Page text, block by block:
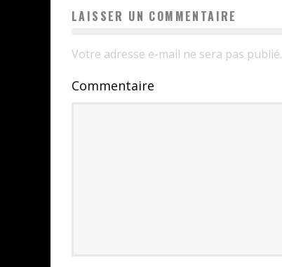
LAISSER UN COMMENTAIRE
Votre adresse e-mail ne sera pas publié.
Commentaire